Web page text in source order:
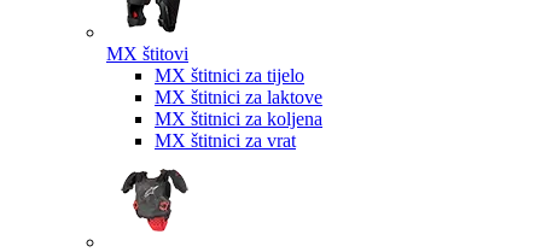
MX štitovi
MX štitnici za tijelo
MX štitnici za laktove
MX štitnici za koljena
MX štitnici za vrat